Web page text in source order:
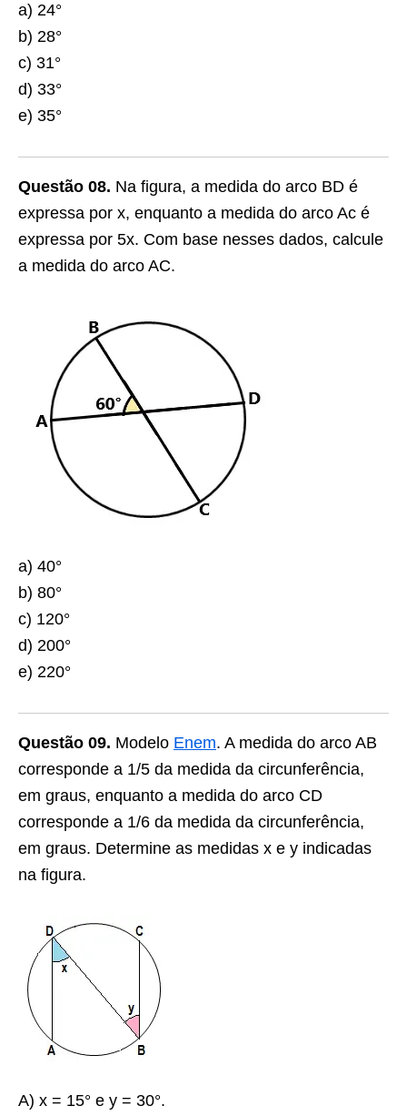
a) 24°
b) 28°
c) 31°
d) 33°
e) 35°
Questão 08. Na figura, a medida do arco BD é
expressa por x, enquanto a medida do arco Ac é
expressa por 5x. Com base nesses dados, calcule
a medida do arco AC.
a) 40°
b) 80°
c) 120°
d) 200°
e) 220°
Questão 09. Modelo Enem. A medida do arco AB
corresponde a 1/5 da medida da circunferência,
em graus, enquanto a medida do arco CD
corresponde a 1/6 da medida da circunferência,
em graus. Determine as medidas x e y indicadas
na figura.
A) x = 15° e y = 30°.